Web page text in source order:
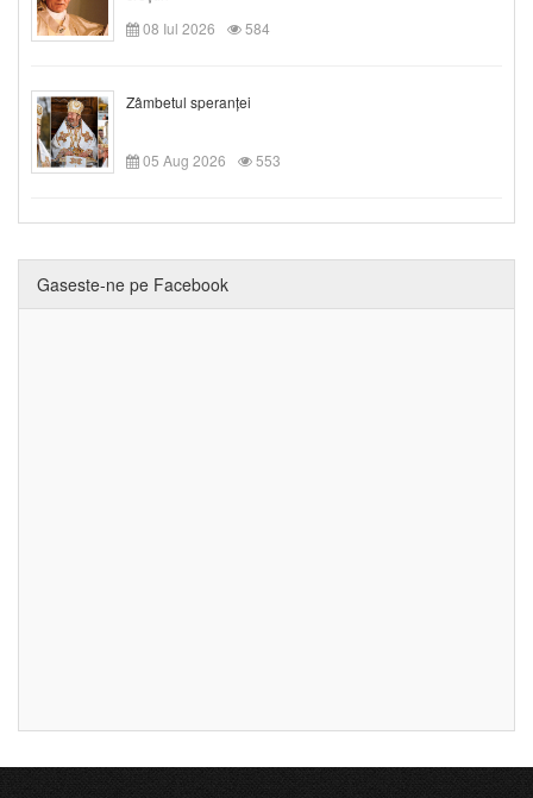
08 Iul 2026
584
Zâmbetul speranței
05 Aug 2026 553
Gaseste-ne pe Facebook